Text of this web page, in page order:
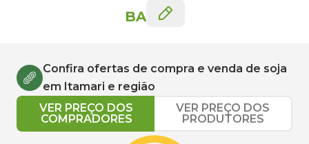
BA
Confira ofertas de compra e venda de soja
em Itamari e região
VER PREÇO DOS
COMPRADORES
VER PREÇO DOS
PRODUTORES